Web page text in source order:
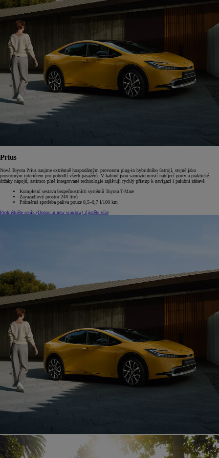
Prius
Nová Toyota Prius zaujme extrémně hospodárným provozem plug-in hybridního ústrojí, stejně jako
prostorným interiérem pro pohodlí všech pasažérů. V kabině jsou samozřejmostí nabíjecí porty a praktické
držáky nápojů, zatímco plně integrované technologie zajišťují rychlý přístup k navigaci i palubní zábavě.
Kompletní sestava bezpečnostních systémů Toyota T-Mate
Zavazadlový prostor 248 litrů
Průměrná spotřeba paliva pouze 0,5–0,7 l/100 km
Prohlédněte ceník (Opens in new window) Zjistěte více